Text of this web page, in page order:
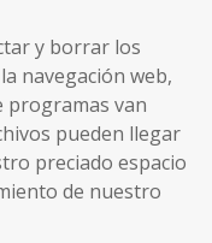
y borrar los
navegación web,
programas van
pueden llegar
preciado espacio
de nuestro